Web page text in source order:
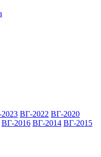
ВГ-2022 ВГ-2020
ВГ-2016 ВГ-2014 ВГ-2015